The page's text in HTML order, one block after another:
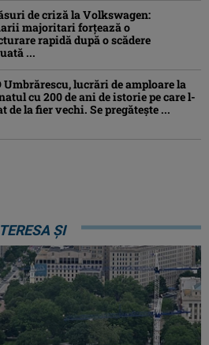
de criză la Volkswagen:
majoritari forțează o
rapidă după o scădere
...
Umbrărescu, lucrări de amploare la
cu 200 de ani de istorie pe care l-
de la fier vechi. Se pregătește ...
ȘI